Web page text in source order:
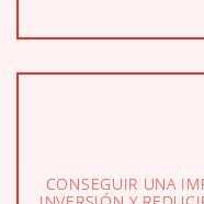
CONSEGUIR UNA